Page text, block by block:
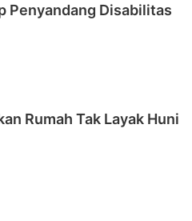
Penyandang Disabilitas
Rumah Tak Layak Huni